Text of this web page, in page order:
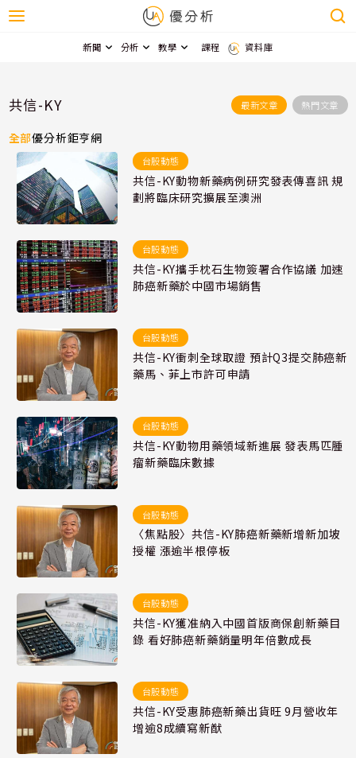
新聞 分析 教學 課程 資料庫
共信-KY 最新文章 熱門文章
全部優分析鉅亨網
台股動態
共信-KY動物新藥病例研究發表傳喜訊 規
劃將臨床研究擴展至澳洲
台股動態
共信-KY攜手枕石生物簽署合作協議 加速
肺癌新藥於中國市場銷售
台股動態
共信-KY衝刺全球取證 預計Q3提交肺癌新
藥馬、菲上市許可申請
台股動態
共信-KY動物用藥領域新進展 發表馬匹腫
瘤新藥臨床數據
台股動態
〈焦點股〉共信-KY肺癌新藥新增新加坡
授權 漲逾半根停板
台股動態
共信-KY獲准納入中國首版商保創新藥目
錄 看好肺癌新藥銷量明年倍數成長
台股動態
共信-KY受惠肺癌新藥出貨旺 9月營收年
增逾8成續寫新猷